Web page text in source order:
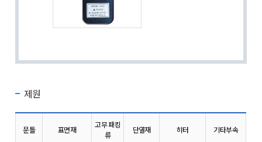
제원
문틀 표면재
고무 패킹
류
단열재 히터 기타부속